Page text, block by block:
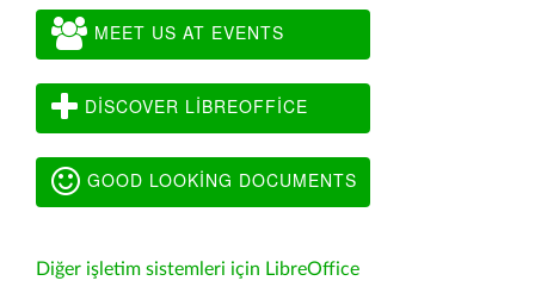
MEET US AT EVENTS
DISCOVER LIBREOFFICE
GOOD LOOKING DOCUMENTS
Diğer işletim sistemleri için LibreOffice